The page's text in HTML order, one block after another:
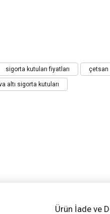
sigorta kutuları fiyatları çetsan
altı sigorta kutuları
Ürün İade ve